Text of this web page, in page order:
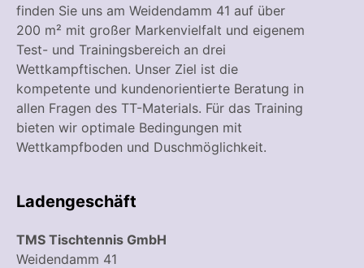
finden Sie uns am Weidendamm 41 auf über
200 m² mit großer Markenvielfalt und eigenem
Test- und Trainingsbereich an drei
Wettkampftischen. Unser Ziel ist die
kompetente und kundenorientierte Beratung in
allen Fragen des TT-Materials. Für das Training
bieten wir optimale Bedingungen mit
Wettkampfboden und Duschmöglichkeit.
Ladengeschäft
TMS Tischtennis GmbH
Weidendamm 41